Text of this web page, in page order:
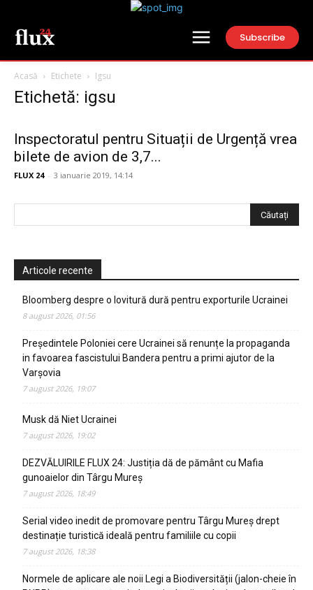
Subscribe
Acasă Etichete Igsu
Etichetă: igsu
Inspectoratul pentru Situații de Urgență vrea
bilete de avion de 3,7...
FLUX 24 - 3 ianuarie 2019, 14:14
Articole recente
Bloomberg despre o lovitură dură pentru exporturile Ucrainei
8 august 2026, 01:56
Președintele Poloniei cere Ucrainei să renunțe la propaganda
in favoarea fascistului Bandera pentru a primi ajutor de la
Varșovia
7 august 2026, 19:07
Musk dă Niet Ucrainei
7 august 2026, 19:02
DEZVĂLUIRILE FLUX 24: Justiția dă de pământ cu Mafia
gunoaielor din Târgu Mureș
7 august 2026, 18:49
Serial video inedit de promovare pentru Târgu Mureș drept
destinație turistică ideală pentru familiile cu copii
7 august 2026, 18:38
Normele de aplicare ale noii Legi a Biodiversității (jalon-cheie în